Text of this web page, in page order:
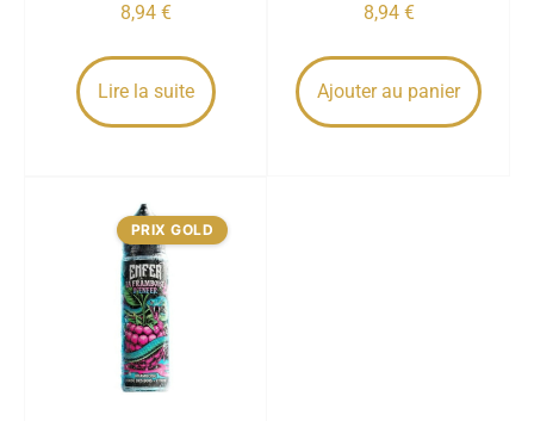
8,94 €
Lire la suite
8,94 €
Ajouter au panier
PRIX GOLD